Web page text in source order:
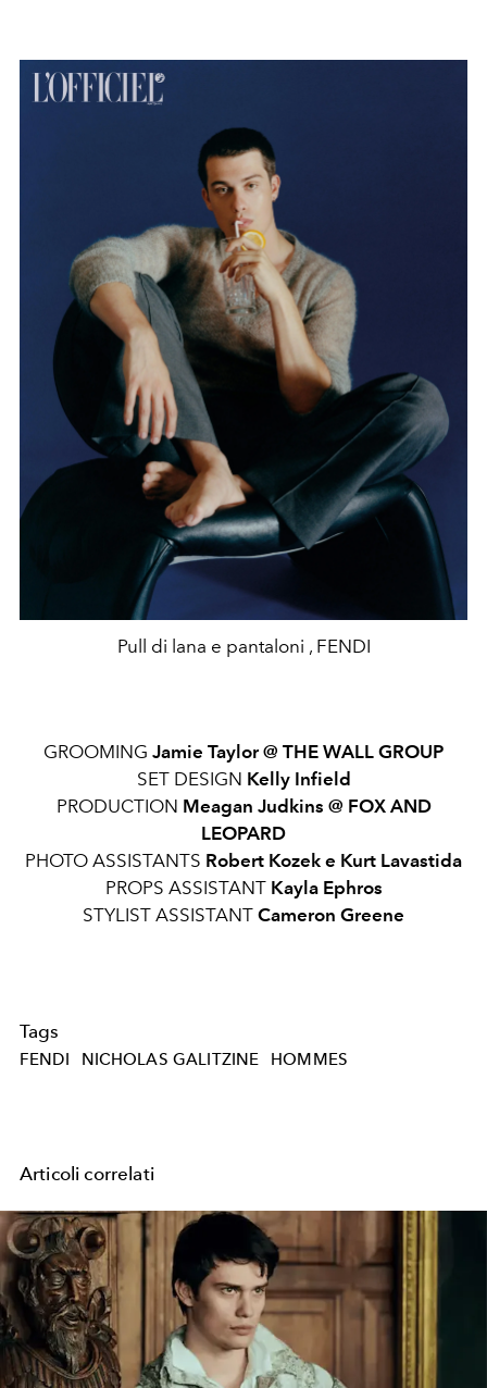
Pull di lana e pantaloni , FENDI
GROOMING Jamie Taylor @ THE WALL GROUP
SET DESIGN Kelly Infield
PRODUCTION Meagan Judkins @ FOX AND
LEOPARD
PHOTO ASSISTANTS Robert Kozek e Kurt Lavastida
PROPS ASSISTANT Kayla Ephros
STYLIST ASSISTANT Cameron Greene
Tags
FENDI NICHOLAS GALITZINE HOMMES
Articoli correlati